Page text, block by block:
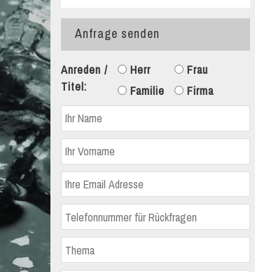
Anfrage senden
Anreden /
Titel:
Herr
Frau
Familie
Firma